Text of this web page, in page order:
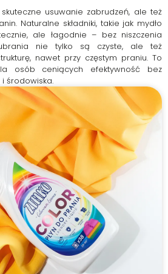
usuwanie zabrudzeń, ale też
Naturalne składniki, takie jak mydło
ale łagodnie – bez niszczenia
nie tylko są czyste, ale też
nawet przy częstym praniu. To
osób ceniących efektywność bez
środowiska.